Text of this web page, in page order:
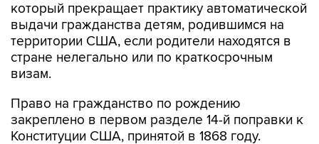
который прекращает практику автоматической
выдачи гражданства детям, родившимся на
территории США, если родители находятся в
стране нелегально или по краткосрочным
визам.
Право на гражданство по рождению
закреплено в первом разделе 14-й поправки к
Конституции США, принятой в 1868 году.